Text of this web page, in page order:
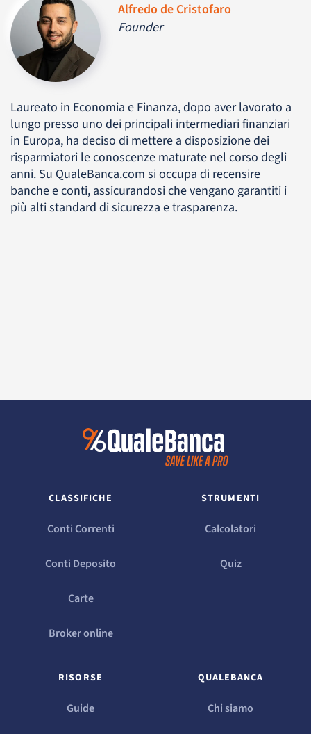
Alfredo de Cristofaro
Founder
Laureato in Economia e Finanza, dopo aver lavorato a
lungo presso uno dei principali intermediari finanziari
in Europa, ha deciso di mettere a disposizione dei
risparmiatori le conoscenze maturate nel corso degli
anni. Su QualeBanca.com si occupa di recensire
banche e conti, assicurandosi che vengano garantiti i
più alti standard di sicurezza e trasparenza.
CLASSIFICHE
Conti Correnti
Conti Deposito
Carte
Broker online
STRUMENTI
Calcolatori
Quiz
RISORSE
Guide
QUALEBANCA
Chi siamo